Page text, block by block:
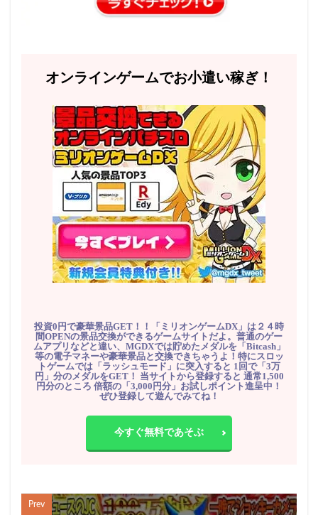
オンラインゲームでお小遣い稼ぎ！
投資0円で豪華景品GET！！「ミリオンゲームDX」は２４時
間OPENの景品交換ができるゲームサイトだよ。普通のゲー
ムアプリなどと違い、MGDXでは貯めたメダルを「Bitcash」
等の電子マネーや豪華景品と交換できちゃうよ！特にスロッ
トゲームでは「ラッシュモード」に突入すると 1回で「3万
円」分のメダルをGET！ 当サイトから登録すると 通常1,500
円分のところ 倍額の「3,000円分」お試しポイント進呈中！
ぜひ登録して遊んでみてね！
今すぐ無料であそぶ
Prev